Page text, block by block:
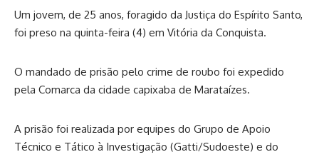
Um jovem, de 25 anos, foragido da Justiça do Espírito Santo,
foi preso na quinta-feira (4) em Vitória da Conquista.
O mandado de prisão pelo crime de roubo foi expedido
pela Comarca da cidade capixaba de Marataízes.
A prisão foi realizada por equipes do Grupo de Apoio
Técnico e Tático à Investigação (Gatti/Sudoeste) e do